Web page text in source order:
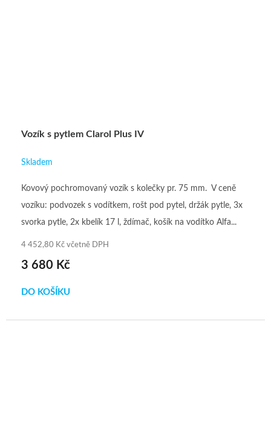
Vozík s pytlem Clarol Plus IV
Skladem
4 452,80 Kč včetně DPH
3 680 Kč
DO KOŠÍKU
Kovový pochromovaný vozík s kolečky pr. 75 mm. V ceně
vozíku: podvozek s vodítkem, rošt pod pytel, držák pytle, 3x
svorka pytle, 2x kbelík 17 l, ždímač, košík na vodítko Alfa...